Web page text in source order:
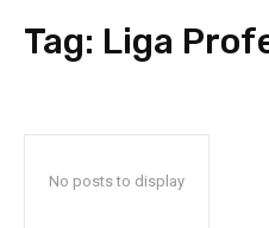
Tag: Liga
No posts to display